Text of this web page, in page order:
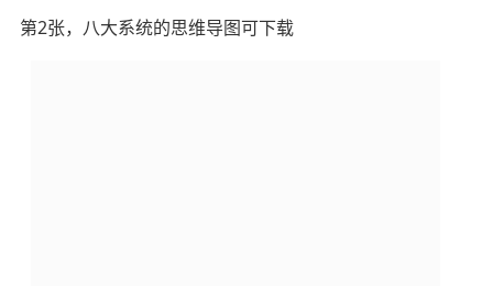
第2张，八大系统的思维导图可下载